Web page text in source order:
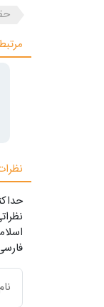
حداکثر